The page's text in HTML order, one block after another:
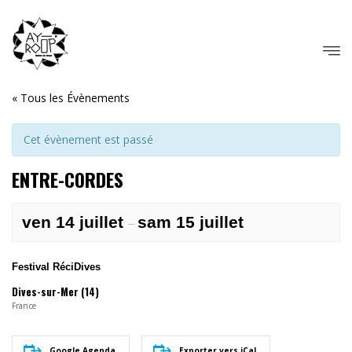
« Tous les Évènements
Cet évènement est passé
ENTRE-CORDES
ven 14 juillet – sam 15 juillet
Festival RéciDives
Dives-sur-Mer (14)
France